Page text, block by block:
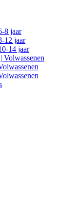
8 jaar
12 jaar
14 jaar
Volwassenen